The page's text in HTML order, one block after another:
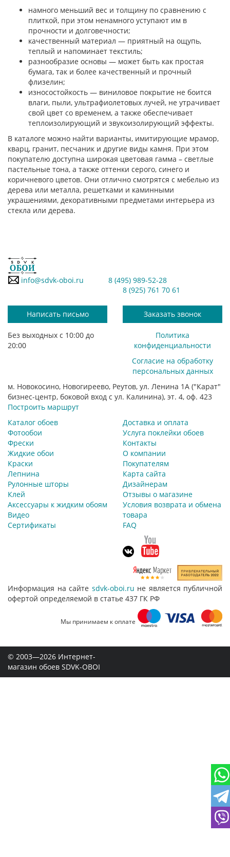
намного меньший вес и толщину по сравнению с
плиткой, при этом ненамного уступают им в
прочности и долговечности;
качественный материал — приятный на ощупь,
теплый и напоминает текстиль;
разнообразие основы — может быть как простая
бумага, так и более качественный и прочный
флизелин;
износостойкость — виниловое покрытие не боится
влаги, пыли, ультрафиолетовых лучей, не утрачивает
свой цвет со временем, а также обеспечивает
теплоизолирующий и звукоизолирующий эффекты.
В каталоге можно найти варианты, имитирующие мрамор,
кварц, гранит, песчаник и другие виды камня. При этом
покупателю доступна широкая цветовая гамма – светлые
пастельные тона, а также оттенки серого, синего и
коричневого цветов. Они отлично смотрятся с мебелью из
дерева или металла, решетками и каминными
украшениями, декоративными предметами интерьера из
стекла или дерева.
info@sdvk-oboi.ru
8 (495) 989-52-28
8 (925) 761 70 61
Написать письмо Заказать звонок
Без выходных с 10:00 до
20:00
Политика
конфиденциальности
Согласие на обработку
персональных данных
м. Новокосино, Новогиреево, Реутов, ул. Ленина 1А ("Карат"
бизнес-центр, боковой вход с ул. Калинина), эт. 4, оф. 423
Построить маршрут
Каталог обоев
Фотообои
Фрески
Жидкие обои
Краски
Лепнина
Рулонные шторы
Клей
Аксессуары к жидким обоям
Видео
Сертификаты
Доставка и оплата
Услуга поклейки обоев
Контакты
О компании
Покупателям
Карта сайта
Дизайнерам
Отзывы о магазине
Условия возврата и обмена
товара
FAQ
Информация на сайте sdvk-oboi.ru не является публичной
офертой определяемой в статье 437 ГК РФ
Мы принимаем к оплате
© 2003—2026 Интернет-
магазин обоев SDVK-OBOI